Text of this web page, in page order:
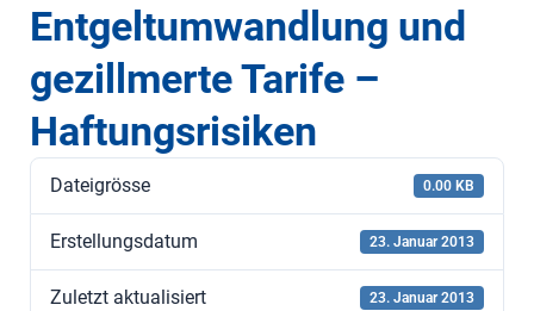
Entgeltumwandlung und
gezillmerte Tarife –
Haftungsrisiken
Dateigrösse 0.00 KB
Erstellungsdatum 23. Januar 2013
Zuletzt aktualisiert 23. Januar 2013